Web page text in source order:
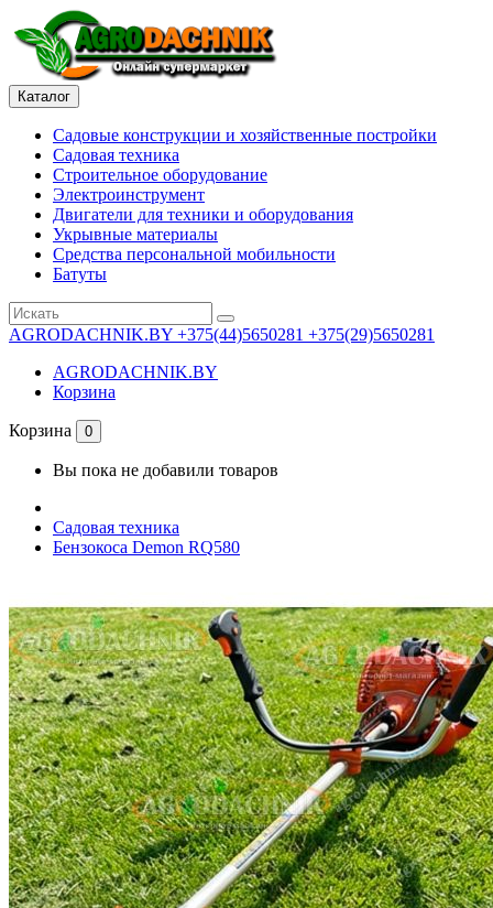
Каталог
Садовые конструкции и хозяйственные постройки
Садовая техника
Строительное оборудование
Электроинструмент
Двигатели для техники и оборудования
Укрывные материалы
Средства персональной мобильности
Батуты
AGRODACHNIK.BY +375(44)5650281 +375(29)5650281
AGRODACHNIK.BY
Корзина
Корзина 0
Вы пока не добавили товаров
Садовая техника
Бензокоса Demon RQ580